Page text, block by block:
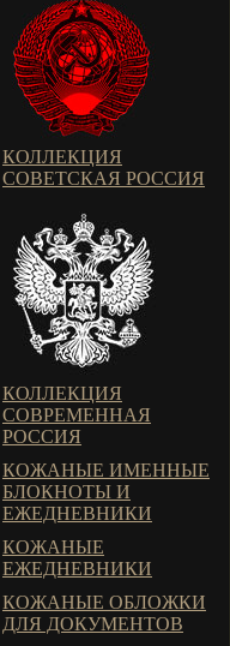
КОЛЛЕКЦИЯ
СОВЕТСКАЯ РОССИЯ
КОЛЛЕКЦИЯ
СОВРЕМЕННАЯ
РОССИЯ
КОЖАНЫЕ ИМЕННЫЕ
БЛОКНОТЫ И
ЕЖЕДНЕВНИКИ
КОЖАНЫЕ
ЕЖЕДНЕВНИКИ
КОЖАНЫЕ ОБЛОЖКИ
ДЛЯ ДОКУМЕНТОВ